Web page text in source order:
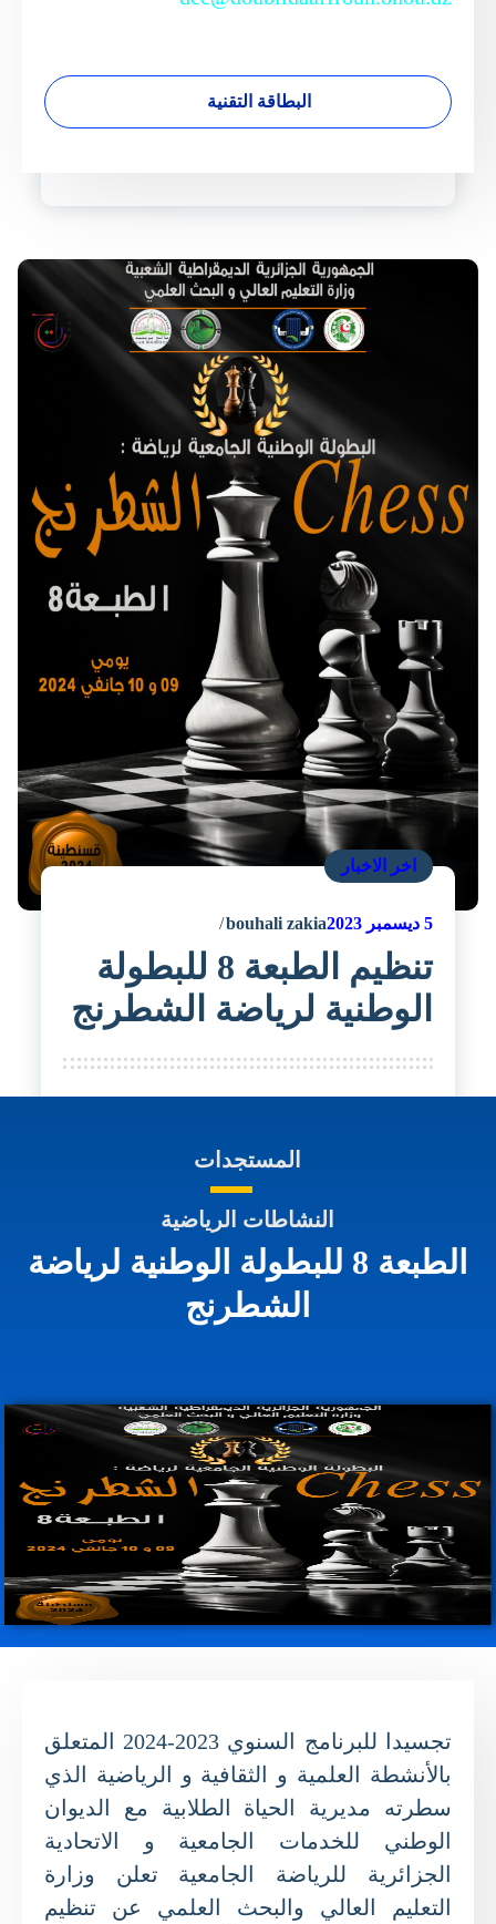
البطاقة التقنية
اخر الاخبار
ديسمبر 2023 bouhali zakia
تنظيم الطبعة 8 للبطولة
الوطنية لرياضة الشطرنج
المستجدات
النشاطات الرياضية
الطبعة 8 للبطولة الوطنية لرياضة
الشطرنج
تجسيدا للبرنامج السنوي 2023-2024 المتعلق
بالأنشطة العلمية و الثقافية و الرياضية الذي
سطرته مديرية الحياة الطلابية مع الديوان
الوطني للخدمات الجامعية و الاتحادية
الجزائرية للرياضة الجامعية تعلن وزارة
التعليم العالي والبحث العلمي عن تنظيم